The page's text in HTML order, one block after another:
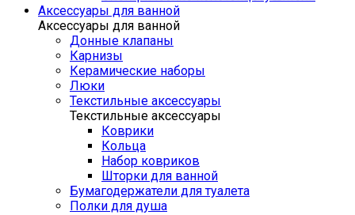
Аксессуары для ванной
Аксессуары для ванной
Донные клапаны
Карнизы
Керамические наборы
Люки
Текстильные аксессуары
Текстильные аксессуары
Коврики
Кольца
Набор ковриков
Шторки для ванной
Бумагодержатели для туалета
Полки для душа